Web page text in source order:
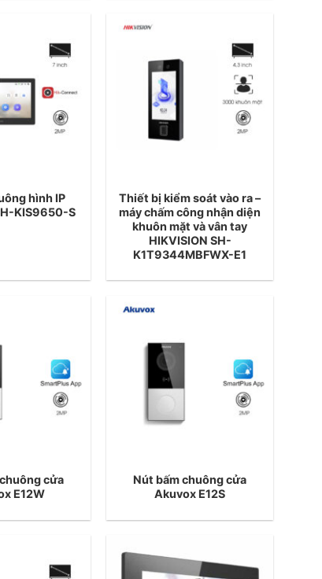
hình IP
KIS9650-S
Thiết bị kiểm soát vào ra –
máy chấm công nhận diện
khuôn mặt và vân tay
HIKVISION SH-
K1T9344MBFWX-E1
cửa
E12W
Nút bấm chuông cửa
Akuvox E12S